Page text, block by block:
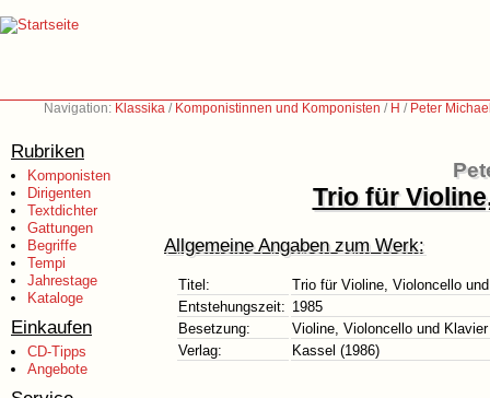
Navigation: Klassika / Komponistinnen und Komponisten / H / Peter
Rubriken
Komponisten
Dirigenten
Textdichter
Gattungen
Begriffe
Tempi
Jahrestage
Kataloge
Einkaufen
CD-Tipps
Angebote
Trio für
Allgemeine Angaben zum Werk:
Titel:
Trio für Violine, Violoncello
Entstehungszeit: 1985
Besetzung:
Violine, Violoncello und Klavier
Verlag:
Kassel (1986)